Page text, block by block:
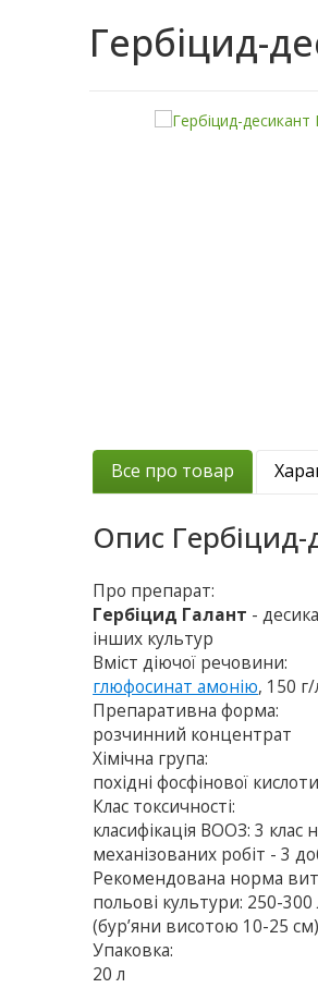
Гербіцид-
Все про товар
Опис
Про препарат:
Гербіцид Галант -
інших культур
Вміст діючої речовини:
глюфосинат амонію, 150 г/
Препаративна форма:
розчинний концентрат
Хімічна група:
похідні фосфінової кислоти
Клас токсичності:
класифікація ВООЗ: 3
механізованих робіт - 3
Рекомендована норма
польові культури: 250-
(бур’яни висотою 10-25
Упаковка:
20 л